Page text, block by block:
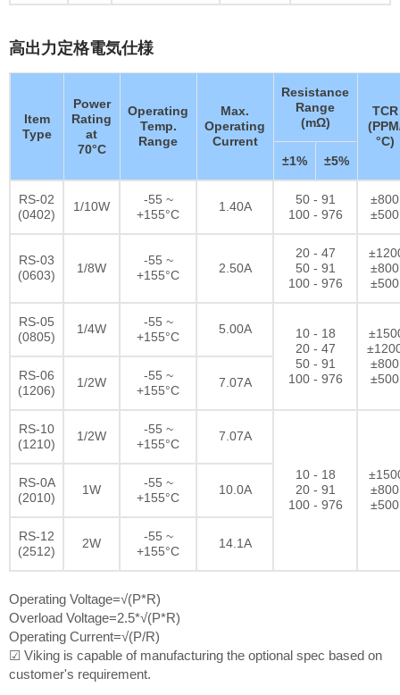
高出力定格電気仕様
Item
Type
Power
Rating
at
70°C
Operating
Temp.
Range
Max.
Operating
Current
Resistance
Range
(mΩ)
TCR
°C)
±1%
±5%
RS-02
(0402)
1/10W
-55 ~
+155°C
1.40A
50 - 91
100 - 976
±800
±500
RS-03
(0603)
1/8W
-55 ~
+155°C
2.50A
20 - 47
50 - 91
100 - 976
±800
±500
RS-05
(0805)
1/4W
-55 ~
+155°C
5.00A
10 - 18
20 - 47
50 - 91
100 - 976
±800
±500
RS-06
(1206)
1/2W
-55 ~
+155°C
7.07A
RS-10
(1210)
1/2W
-55 ~
+155°C
7.07A
10 - 18
20 - 91
100 - 976
±800
±500
RS-0A
(2010)
1W
-55 ~
+155°C
10.0A
RS-12
(2512)
2W
-55 ~
+155°C
14.1A
Operating Voltage=√(P*R)
Overload Voltage=2.5*√(P*R)
Operating Current=√(P/R)
☑ Viking is capable of manufacturing the optional spec based on
customer's requirement.